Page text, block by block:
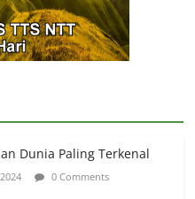
Dunia Paling Terkenal
0 Comments